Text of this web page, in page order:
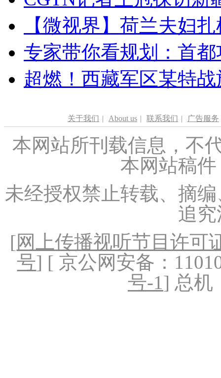
【微视界】荷兰夫妇
专家带你看规划：首
超燃！西藏军区某特
关于我们 | About us | 联系我们 | 广告服务
本网站所刊载信息，不
本网站稿
未经授权禁止转载、摘
追
[网上传播视听节目许可
号] [ 京公网安备：
号-1] 总机